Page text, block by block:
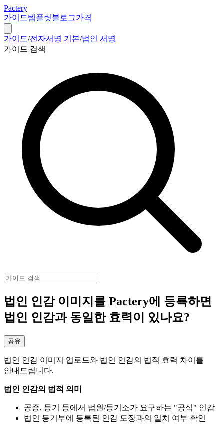
Pactery
가이드템플릿블로그가격
가이드/전자서명 기본/법인 서명
가이드 검색
법인 인감 이미지를 Pactery에 등록하면
법인 인감과 동일한 효력이 있나요?
공유
법인 인감 이미지 업로드와 법인 인감의 법적 효력 차이를
안내드립니다.
법인 인감의 법적 의미
공증, 등기 등에서 법원/등기소가 요구하는 "공식" 인감
법인 등기부에 등록된 인감 도장과의 일치 여부 확인